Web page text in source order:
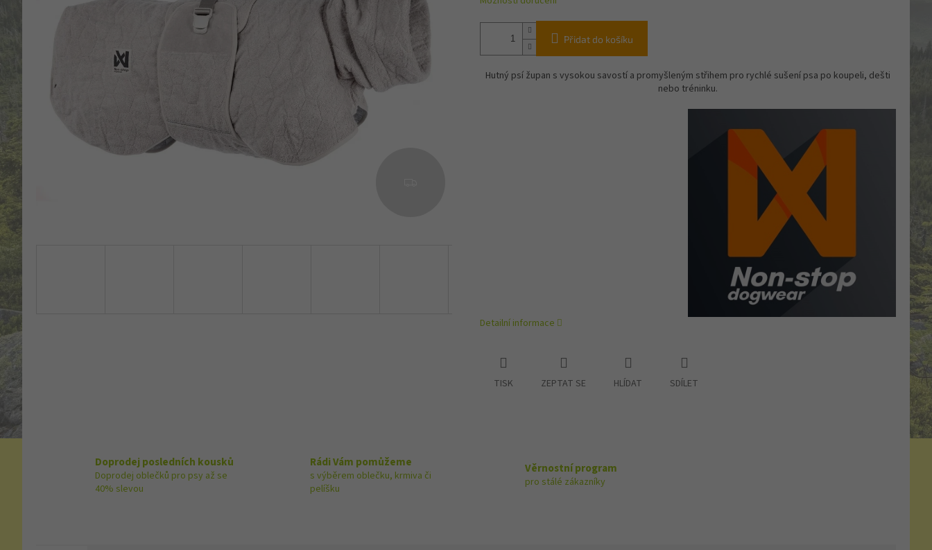
Přidat do košíku
Hutný psí župan s vysokou savostí a promyšleným střihem pro rychlé sušení psa po koupeli, dešti
nebo tréninku.
Detailní informace
TISK ZEPTAT SE HLÍDAT SDÍLET
Doprodej posledních kousků
Doprodej oblečků pro psy až se
40% slevou
Rádi Vám pomůžeme
s výběrem oblečku, krmiva či
pelíšku
Věrnostní program
pro stálé zákazníky